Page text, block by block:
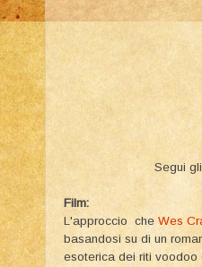
Segui
Film:
L'approccio che Wes
basandosi su di un
esoterica dei riti voodoo